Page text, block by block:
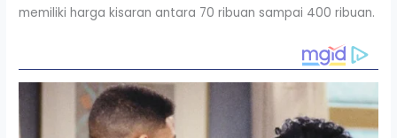
memiliki harga kisaran antara 70 ribuan sampai 400 ribuan.